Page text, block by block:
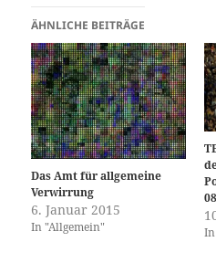
ÄHNLICHE BEITRÄGE
Das Amt für allgemeine
Verwirrung
6. Januar 2015
In "Allgemein"